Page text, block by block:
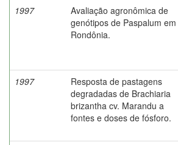
1997
Avaliação agronômica de
genótipos de Paspalum em
Rondônia.
1997
Resposta de pastagens
degradadas de Brachiaria
brizantha cv. Marandu a
fontes e doses de fósforo.